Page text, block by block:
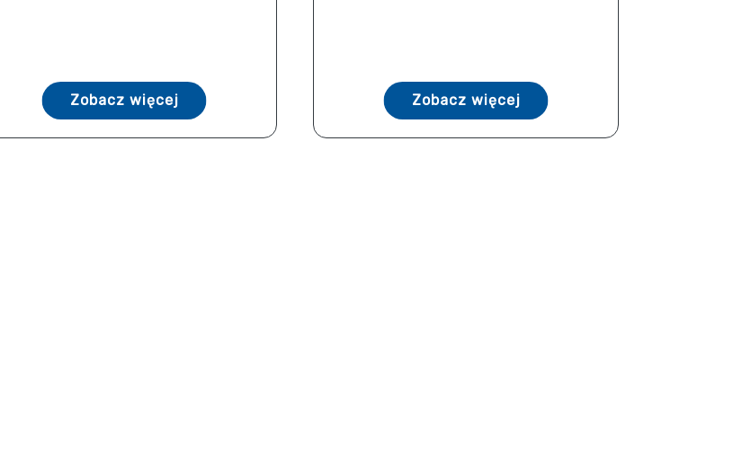
Zobacz więcej Zobacz więcej